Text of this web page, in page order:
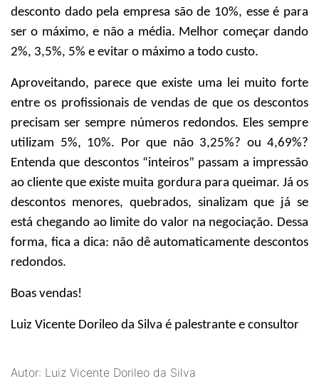
desconto dado pela empresa são de 10%, esse é para
ser o máximo, e não a média. Melhor começar dando
2%, 3,5%, 5% e evitar o máximo a todo custo.
Aproveitando, parece que existe uma lei muito forte
entre os profissionais de vendas de que os descontos
precisam ser sempre números redondos. Eles sempre
utilizam 5%, 10%. Por que não 3,25%? ou 4,69%?
Entenda que descontos “inteiros” passam a impressão
ao cliente que existe muita gordura para queimar. Já os
descontos menores, quebrados, sinalizam que já se
está chegando ao limite do valor na negociação. Dessa
forma, fica a dica: não dê automaticamente descontos
redondos.
Boas vendas!
Luiz Vicente Dorileo da Silva é palestrante e consultor
Autor: Luiz Vicente Dorileo da Silva